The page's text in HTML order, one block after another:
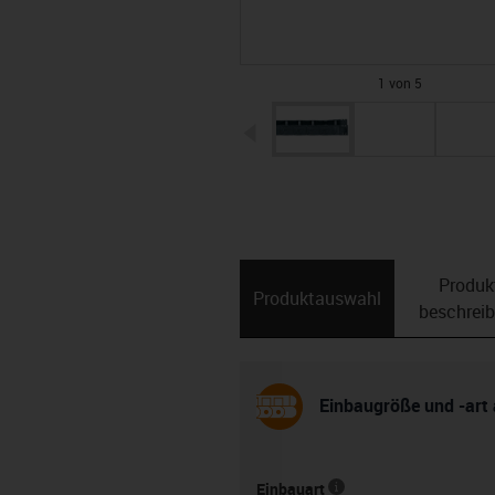
1 von 5
igus-icon-arrow-left
Produktauswahl
Einbaugröße und -art
Einbauart